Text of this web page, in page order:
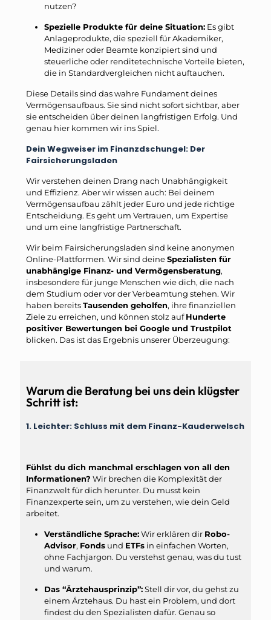
nutzen?
Spezielle Produkte für deine Situation: Es gibt
Anlageprodukte, die speziell für Akademiker,
Mediziner oder Beamte konzipiert sind und
steuerliche oder renditetechnische Vorteile bieten,
die in Standardvergleichen nicht auftauchen.
Diese Details sind das wahre Fundament deines
Vermögensaufbaus. Sie sind nicht sofort sichtbar, aber
sie entscheiden über deinen langfristigen Erfolg. Und
genau hier kommen wir ins Spiel.
Dein Wegweiser im Finanzdschungel: Der
Fairsicherungsladen
Wir verstehen deinen Drang nach Unabhängigkeit
und Effizienz. Aber wir wissen auch: Bei deinem
Vermögensaufbau zählt jeder Euro und jede richtige
Entscheidung. Es geht um Vertrauen, um Expertise
und um eine langfristige Partnerschaft.
Wir beim Fairsicherungsladen sind keine anonymen
Online-Plattformen. Wir sind deineSpezialisten für
unabhängige Finanz- und Vermögensberatung,
insbesondere für junge Menschen wie dich, die nach
dem Studium oder vor der Verbeamtung stehen. Wir
haben bereitsTausenden geholfen, ihre finanziellen
Ziele zu erreichen, und können stolz aufHunderte
positiver Bewertungen bei Google und Trustpilot
blicken. Das ist das Ergebnis unserer Überzeugung:
Warum die Beratung bei uns dein klügster
Schritt ist:
1. Leichter: Schluss mit dem Finanz-Kauderwelsch
Fühlst du dich manchmal erschlagen von all den
Informationen? Wir brechen die Komplexität der
Finanzwelt für dich herunter. Du musst kein
Finanzexperte sein, um zu verstehen, wie dein Geld
arbeitet.
Verständliche Sprache:Wir erklären dir Robo-
Advisor, Fonds und ETFs in einfachen Worten,
ohne Fachjargon. Du verstehst genau, was du tust
und warum.
Das “Ärztehausprinzip”:Stell dir vor, du gehst zu
einem Ärztehaus. Du hast ein Problem, und dort
findest du den Spezialisten dafür. Genau so